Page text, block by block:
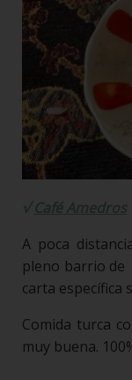
√Café Amedros
A poca
pleno barrio de
carta específica
Comida turca
muy buena.